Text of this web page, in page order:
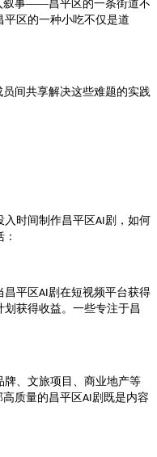
叙事——昌平区 的一条街道不
平区 的一种小吃不仅是道
间共享解决这些难题的实践
入时间制作昌平区AI 剧，如何
昌平区AI 剧在短视频平台获得
划获得收益。一些专注于昌
牌、文旅项目、商业地产等
高质量的昌平区AI 剧既是内容